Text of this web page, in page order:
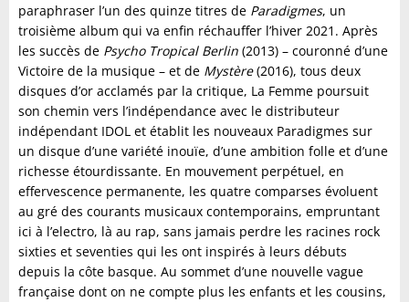
paraphraser l’un des quinze titres de Paradigmes, un
troisième album qui va enfin réchauffer l’hiver 2021. Après
les succès de Psycho Tropical Berlin (2013) – couronné d’une
Victoire de la musique – et de Mystère(2016), tous deux
disques d’or acclamés par la critique, La Femme poursuit
son chemin vers l’indépendance avec le distributeur
indépendant IDOL et établit les nouveaux Paradigmes sur
un disque d’une variété inouïe, d’une ambition folle et d’une
richesse étourdissante. En mouvement perpétuel, en
effervescence permanente, les quatre comparses évoluent
au gré des courants musicaux contemporains, empruntant
ici à l’electro, là au rap, sans jamais perdre les racines rock
sixties et seventies qui les ont inspirés à leurs débuts
depuis la côte basque. Au sommet d’une nouvelle vague
française dont on ne compte plus les enfants et les cousins,